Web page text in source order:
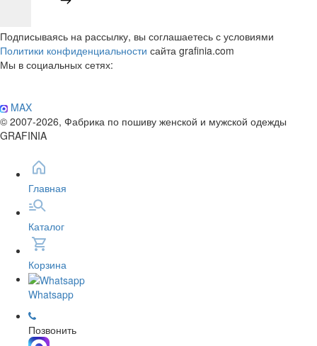
Подписываясь на рассылку, вы соглашаетесь с условиями
Политики конфиденциальности сайта grafinia.com
Мы в социальных сетях:
MAX
© 2007-2026, Фабрика по пошиву женской и мужской одежды
GRAFINIA
Главная
Каталог
Корзина
Whatsapp
Позвонить